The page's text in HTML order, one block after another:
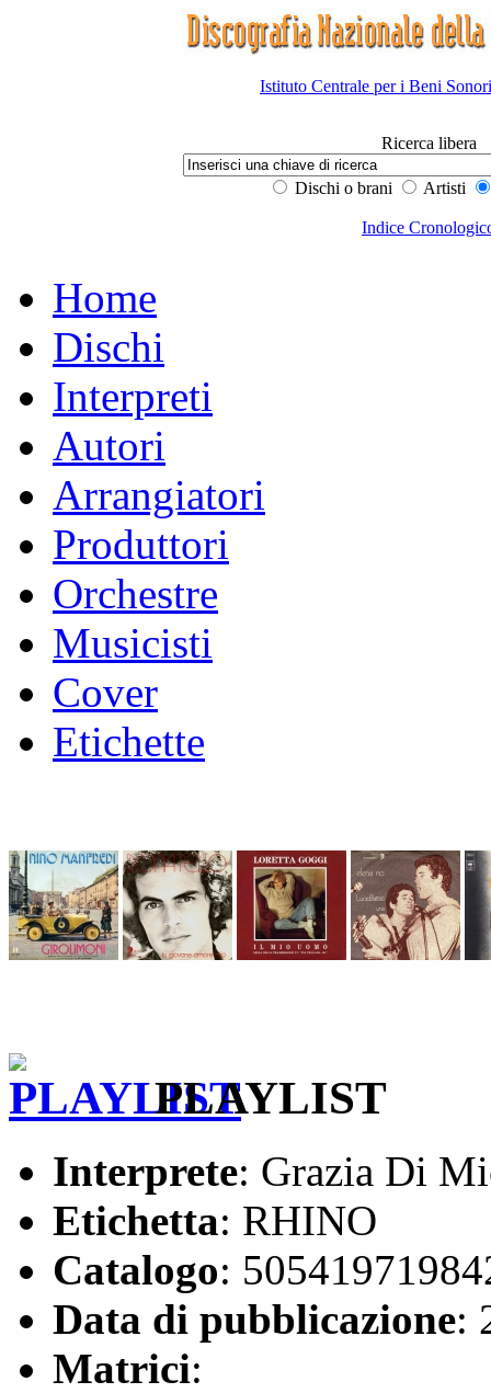
Istituto Centrale per i Beni
Ricerca libera
Dischi o brani Artisti
Indice
Home
Dischi
Interpreti
Autori
Arrangiatori
Produttori
Orchestre
Musicisti
Cover
Etichette
PLAYLIST
Interprete: Grazia Di
Etichetta: RHINO
Catalogo:
Data di pubblicazione:
Matrici: